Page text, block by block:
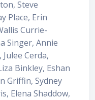
Steve
Place, Erin
Currie-
Singer, Annie
Cerda,
Binkley, Eshan
Griffin, Sydney
Elena Shaddow,